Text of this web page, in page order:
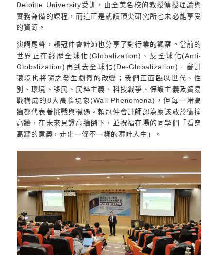
Deloitte University受訓，由全美名校的教授傳授理論與
實務兼備的課程，而這正是就讀頂尖研究所也未必能享受
的資源。
演講尾聲，賴冠仲會計師也分享了對行業的觀察。當前的
世界正在經歷全球化(Globalization)、反全球化(Anti-
Globalization)再到去全球化(De-Globalization)，審計
環境也將隨之發生劇烈的改變；我們正面臨以世代、性
別、環境、移民、民粹主義、科技戰爭、保護主義及貿易
戰構成的8大高牆現象(Wall Phenomena)，但每一堵高
牆都代表著挑戰與機遇。賴冠仲會計師認為應該敢於衝撞
高牆，在未來見證高牆倒下，並祝福在場的同學們「看穿
高牆的意義，走出一條不一樣的審計人生」。